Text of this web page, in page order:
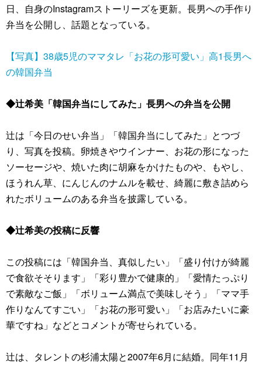
日、自身のInstagramストーリーズを更新。長男への手作り
弁当を公開し、話題となっている。
【写真】38歳5児のママタレ「お花の形可愛い」高1長男へ
の韓国弁当
◆辻希美「韓国弁当にしてみた」長男への弁当を公開
辻は「今日のせい弁当」「韓国弁当にしてみた」とつづ
り、写真を投稿。卵焼きやウインナー、お花の形になった
ソーセージや、焼いた肉に胡麻をかけたものや、もやし、
ほうれん草、にんじんのナムルを載せ、綺麗に敷き詰めら
れたボリュームのある弁当を披露している。
◆辻希美の投稿に反響
この投稿には「韓国弁当、真似したい」「盛り付けが綺麗
で食欲そそります」「彩り豊かで健康的」「愛情たっぷり
で素敵なご飯」「ボリューム満点で美味しそう」「ママ手
作りなんてすごい」「お花の形可愛い」「お店みたいに豪
華ですね」などとコメントが寄せられている。
辻は、タレントの杉浦太陽と2007年6月に結婚。同年11月